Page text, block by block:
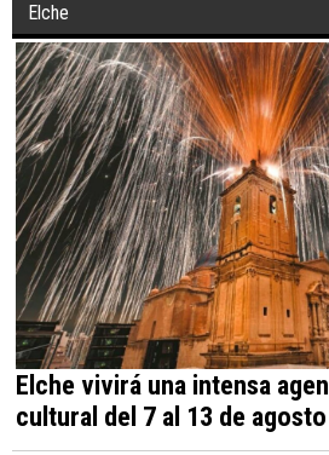
Elche
Elche vivirá una intensa
cultural del 7 al 13 de agosto